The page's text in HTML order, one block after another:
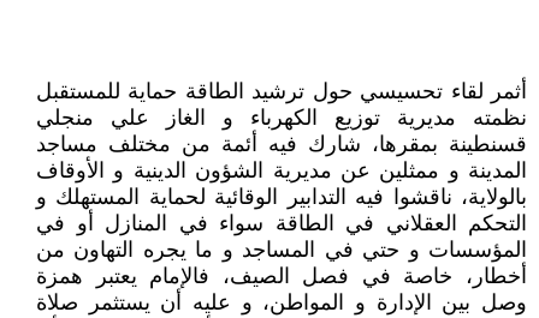
أثمر لقاء تحسيسي حول ترشيد الطاقة حماية للمستقبل
نظمته مديرية توزيع الكهرباء و الغاز علي منجلي
قسنطينة بمقرها، شارك فيه أئمة من مختلف مساجد
المدينة و ممثلين عن مديرية الشؤون الدينية و الأوقاف
بالولاية، ناقشوا فيه التدابير الوقائية لحماية المستهلك و
التحكم العقلاني في الطاقة سواء في المنازل أو في
المؤسسات و حتي في المساجد و ما يجره التهاون من
أخطار، خاصة في فصل الصيف، فالإمام يعتبر همزة
وصل بين الإدارة و المواطن، و عليه أن يستثمر صلاة